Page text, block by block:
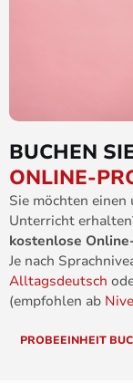
BUCHEN
ONLINE-
Sie möchten
Unterricht
kostenlose
Je nach
Alltagsdeutsch
(empfohlen ab
PROBEEINHEIT